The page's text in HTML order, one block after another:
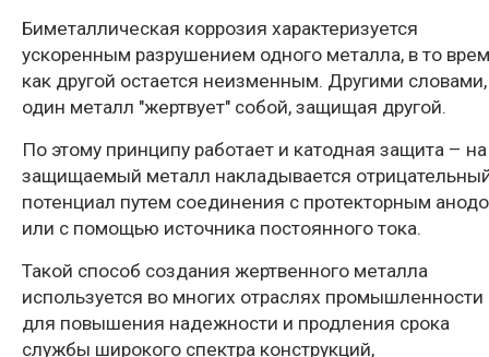
Биметаллическая коррозия характеризуется
ускоренным разрушением одного металла, в то
как другой остается неизменным. Другими словами,
один металл "жертвует" собой, защищая другой.
По этому принципу работает и катодная защита – на
защищаемый металл накладывается
потенциал путем соединения с протекторным
или с помощью источника постоянного тока.
Такой способ создания жертвенного металла
используется во многих отраслях промышленности
для повышения надежности и продления срока
службы широкого спектра конструкций,